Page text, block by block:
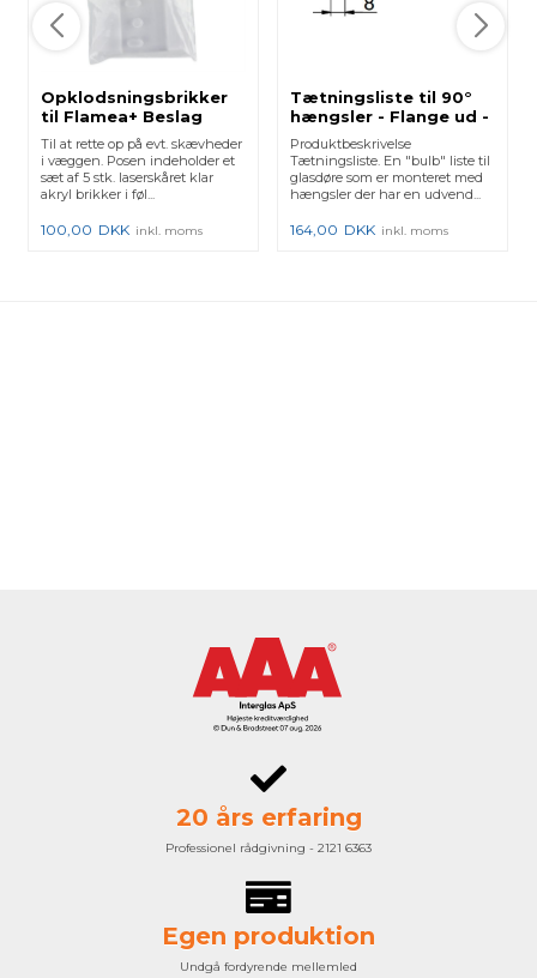
Opklodsningsbrikker
til Flamea+ Beslag
Model 8130
Til at rette op på evt. skævheder
i væggen. Posen indeholder et
sæt af 5 stk. laserskåret klar
akryl brikker i føl...
100,00 DKK inkl. moms
Tætningsliste til 90°
hængsler - Flange ud -
fra 10-12 mm glas -
Længde: 2500 mm
Produktbeskrivelse
Tætningsliste. En "bulb" liste til
glasdøre som er monteret med
hængsler der har en udvend...
164,00 DKK inkl. moms
20 års erfaring
Professionel rådgivning - 2121 6363
Egen produktion
Undgå fordyrende mellemled